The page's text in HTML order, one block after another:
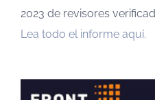
2023 de revisores
Lea todo el informe aquí.